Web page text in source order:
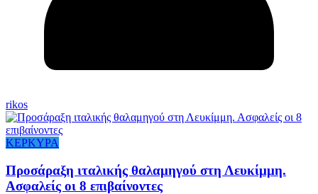
rikos
ΚΕΡΚΥΡΑ
Προσάραξη ιταλικής θαλαμηγού στη Λευκίμμη.
Ασφαλείς οι 8 επιβαίνοντες